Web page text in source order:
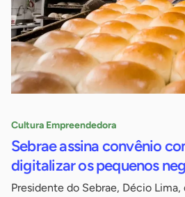
Cultura Empreendedora
Sebrae assina convênio
digitalizar os pequenos
Presidente do Sebrae, Décio